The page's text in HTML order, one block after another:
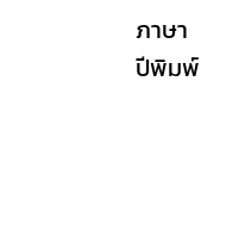
ภาษา
ปีพิมพ์